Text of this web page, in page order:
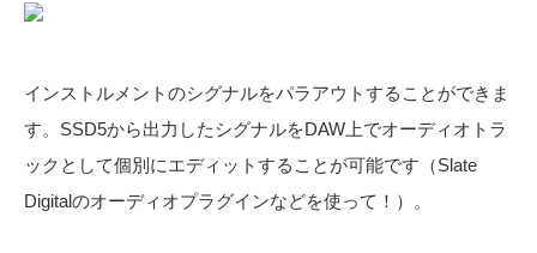
インストルメントのシグナルをパラアウトすることができま
す。SSD5から出力したシグナルをDAW上でオーディオトラ
ックとして個別にエディットすることが可能です（Slate
Digitalのオーディオプラグインなどを使って！）。